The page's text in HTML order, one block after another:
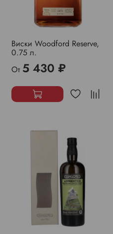
Виски Woodford Reserve,
0.75 л.
От 5 430 ₽